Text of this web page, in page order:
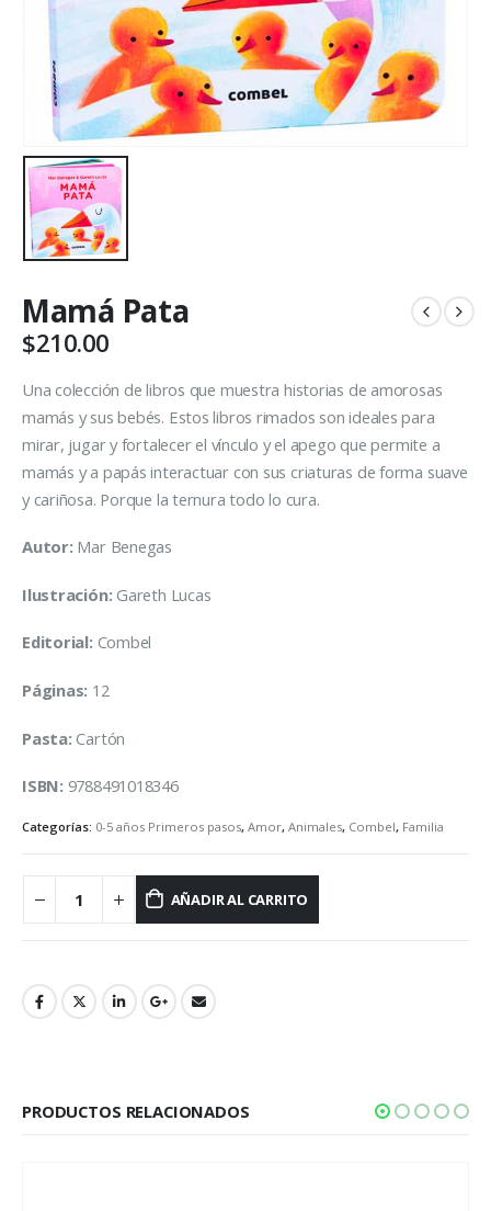
Mamá Pata
$210.00
Una colección de libros que muestra historias de amorosas
mamás y sus bebés. Estos libros rimados son ideales para
mirar, jugar y fortalecer el vínculo y el apego que permite a
mamás y a papás interactuar con sus criaturas de forma suave
y cariñosa. Porque la ternura todo lo cura.
Autor: Mar Benegas
Ilustración: Gareth Lucas
Editorial: Combel
Páginas: 12
Pasta: Cartón
ISBN: 9788491018346
Categorías: 0-5 años Primeros pasos, Amor, Animales, Combel, Familia
AÑADIR AL CARRITO
PRODUCTOS RELACIONADOS